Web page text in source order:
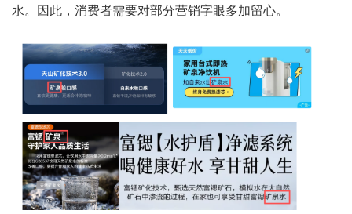
水。因此，消费者需要对部分营销字眼多加留心。